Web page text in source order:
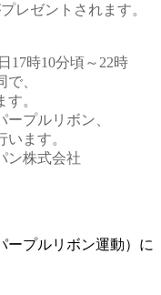
レゼントされます。
17時10分頃～22時
、
。
プルリボン、
ます。
ン株式会社
プルリボン運動）に